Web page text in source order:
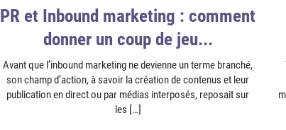
PR et Inbound marketing : comment
donner un coup de jeu...
Avant que l’inbound marketing ne devienne un terme branché,
son champ d’action, à savoir la création de contenus et leur
publication en direct ou par médias interposés, reposait sur
les […]